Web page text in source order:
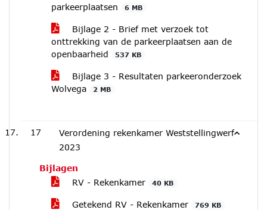
parkeerplaatsen
6 MB
Bijlage 2 - Brief met verzoek tot
onttrekking van de parkeerplaatsen aan de
openbaarheid
537 KB
Bijlage 3 - Resultaten parkeeronderzoek
Wolvega
2 MB
17
Verordening rekenkamer Weststellingwerf
2023
Bijlagen
RV - Rekenkamer
40 KB
Getekend RV - Rekenkamer 769 KB